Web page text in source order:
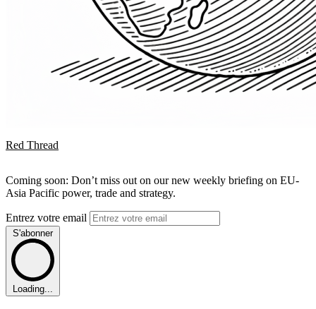
Red Thread
Coming soon: Don’t miss out on our new weekly briefing on EU-
Asia Pacific power, trade and strategy.
Entrez votre email
S'abonner
Loading...